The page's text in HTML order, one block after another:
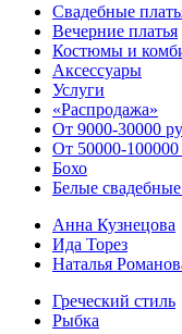
Свадебные
Вечерние платья
Костюмы и
Аксессуары
Услуги
«Распродажа»
От 9000-30000
От 50000-100000
Бохо
Белые
Анна Кузнецова
Ида Торез
Наталья
Греческий стиль
Рыбка